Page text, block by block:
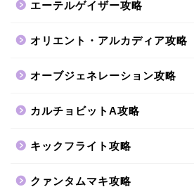
エーテルゲイザー攻略
オリエント・アルカディア攻略
オーブジェネレーション攻略
カルチョビットA攻略
キックフライト攻略
クァンタムマキ攻略